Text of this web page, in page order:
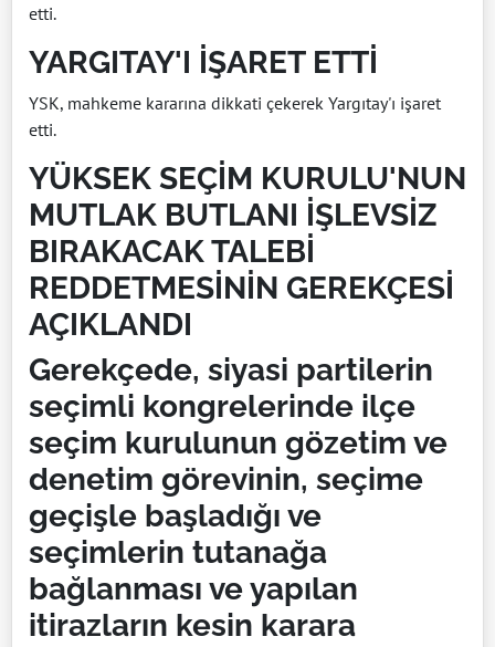
etti.
YARGITAY'I İŞARET ETTİ
YSK, mahkeme kararına dikkati çekerek Yargıtay'ı işaret
etti.
YÜKSEK SEÇİM KURULU'NUN
MUTLAK BUTLANI İŞLEVSİZ
BIRAKACAK TALEBİ
REDDETMESİNİN GEREKÇESİ
AÇIKLANDI
Gerekçede, siyasi partilerin
seçimli kongrelerinde ilçe
seçim kurulunun gözetim ve
denetim görevinin, seçime
geçişle başladığı ve
seçimlerin tutanağa
bağlanması ve yapılan
itirazların kesin karara